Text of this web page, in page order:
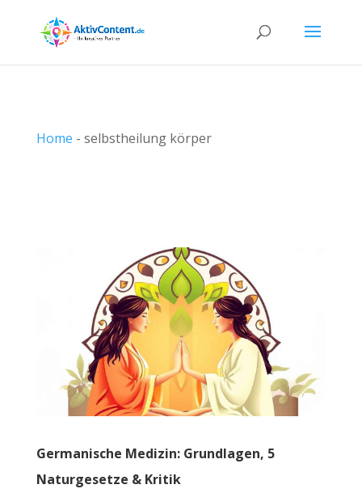
Home - selbstheilung körper
Germanische Medizin: Grundlagen, 5
Naturgesetze & Kritik